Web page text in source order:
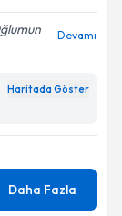
Devamı
Haritada Göster
Daha Fazla